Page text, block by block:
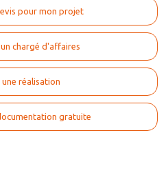
pour mon projet
chargé d'affaires
une réalisation
gratuite